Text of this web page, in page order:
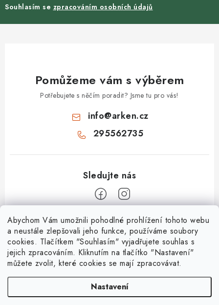
Abychom Vám umožnili pohodlné prohlížení tohoto webu
a neustále zlepšovali jeho funkce, používáme soubory
cookies. Tlačítkem "Souhlasím" vyjadřujete souhlas s
jejich zpracováním. Kliknutím na tlačítko "Nastavení"
můžete zvolit, které cookies se mají zpracovávat.
Nastavení
Souhlasím se zpracováním osobních údajů
Pomůžeme vám s výběrem
Potřebujete s něčím poradit? Jsme tu pro vás!
info@arken.cz
295562735
O Arken
O nás
Mapa servisů
Vše o nákupu
Platební metody